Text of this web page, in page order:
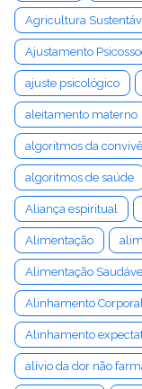
Agricultura
Ajustamento
ajuste psicológico
aleitamento materno
algoritmos da
algoritmos de saúde
Aliança espiritual
Alimentação
Alimentação
Alinhamento
Alinhamento
alívio da dor não